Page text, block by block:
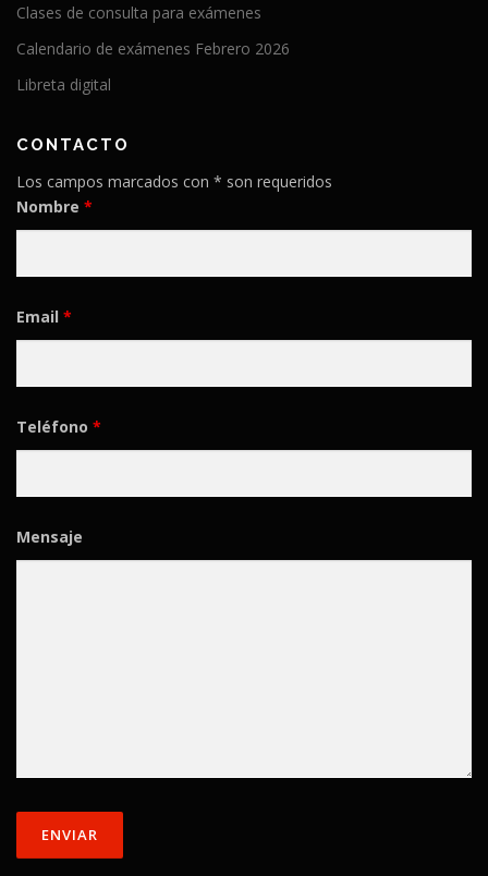
Clases de consulta para exámenes
Calendario de exámenes Febrero 2026
Libreta digital
CONTACTO
Los campos marcados con * son requeridos
Nombre *
Email *
Teléfono *
Mensaje